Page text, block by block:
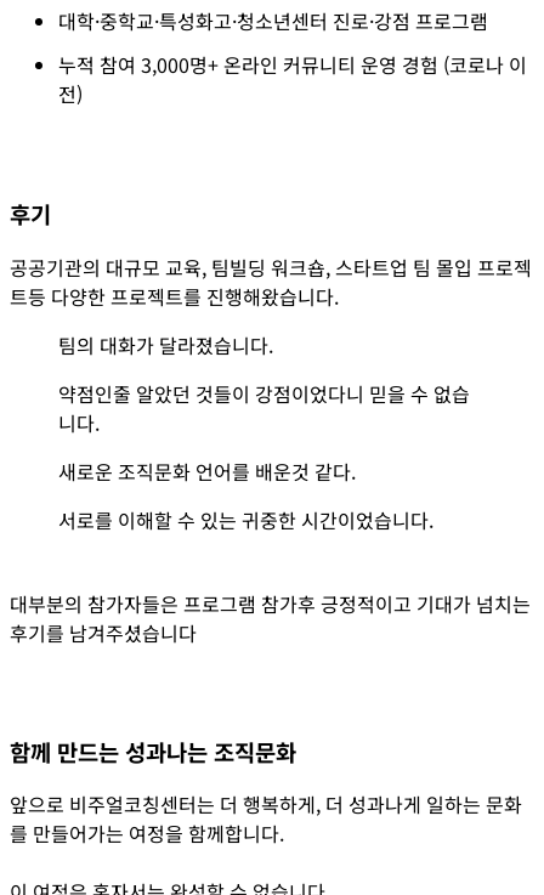
대학·중학교·특성화고·청소년센터 진로·강점 프로그램
누적 참여 3,000명+ 온라인 커뮤니티 운영 경험 (코로나 이
전)
후기
공공기관의 대규모 교육, 팀빌딩 워크숍, 스타트업 팀 몰입 프로젝
트등 다양한 프로젝트를 진행해왔습니다.
팀의 대화가 달라졌습니다.
약점인줄 알았던 것들이 강점이었다니 믿을 수 없습
니다.
새로운 조직문화 언어를 배운것 같다.
서로를 이해할 수 있는 귀중한 시간이었습니다.
대부분의 참가자들은 프로그램 참가후 긍정적이고 기대가 넘치는
후기를 남겨주셨습니다
함께 만드는 성과나는 조직문화
앞으로 비주얼코칭센터는 더 행복하게, 더 성과나게 일하는 문화
를 만들어가는 여정을 함께합니다.